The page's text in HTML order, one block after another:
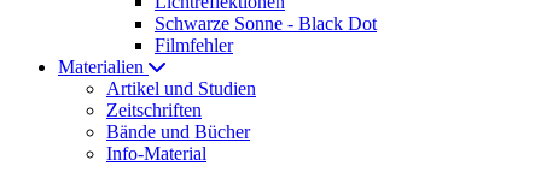
Schwarze Sonne - Black Dot
Filmfehler
Materialien
Artikel und Studien
Zeitschriften
Bände und Bücher
Info-Material